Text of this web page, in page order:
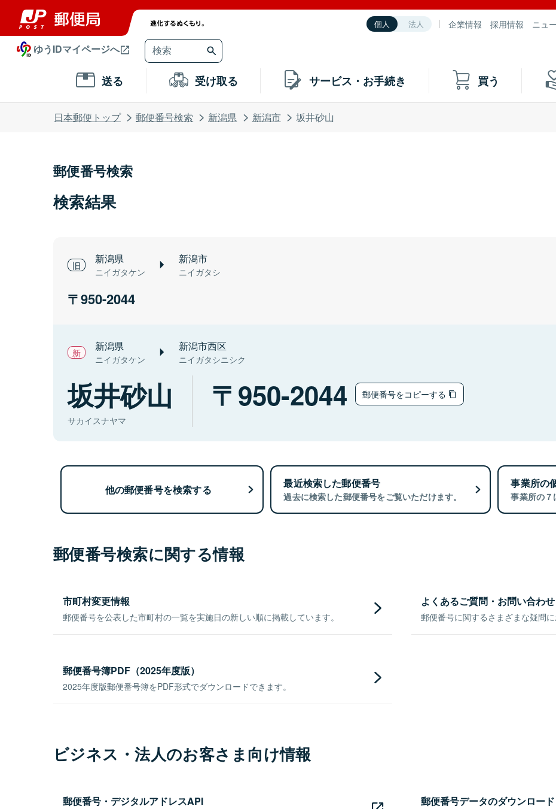
個人 法人 企業情報 採用情報 ニュ
ゆうIDマイページへ
送る 受け取る サービス・お手続き 買う
日本郵便トップ 郵便番号検索 新潟県 新潟市 坂井砂山
郵便番号検索
検索結果
新潟県
ニイガタケン
新潟市
ニイガタシ
950-2044
新潟県
ニイガタケン
新潟市西区
ニイガタシニシク
坂井砂山
サカイスナヤマ
950-2044 郵便番号をコピーする
他の郵便番号を検索する 最近検索した郵便番号
過去に検索した郵便番号をご覧いただけます。
事業所の
事業所の７
郵便番号検索に関する情報
市町村変更情報
郵便番号を公表した市町村の一覧を実施日の新しい順に掲載しています。
よくあるご質問・お問い合わせ
郵便番号に関するさまざまな疑問に
郵便番号簿PDF（2025年度版）
2025年度版郵便番号簿をPDF形式でダウンロードできます。
ビジネス・法人のお客さま向け情報
郵便番号・デジタルアドレスAPI 郵便番号データのダウンロード